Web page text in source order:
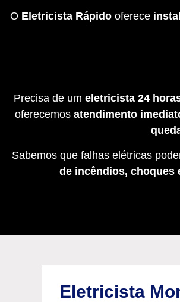
O Eletricista Rápido oferece
Precisa de um eletricista 24
oferecemos atendimento
Sabemos que falhas elétricas
de incêndios, choques
Eletricista